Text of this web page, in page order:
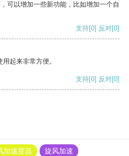
可以增加一些新功能，比如增加一个自
支持[0] 反对[0]
起来非常方便。
支持[0] 反对[0]
加速度器
旋风加速